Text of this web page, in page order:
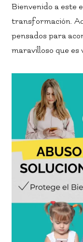
Bienvenido a este
transformación.
pensados para
maravilloso que es